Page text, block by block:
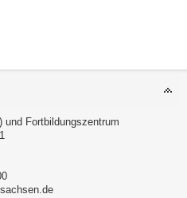
und Fortbildungszentrum